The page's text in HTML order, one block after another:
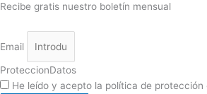
Recibe gratis nuestro boletín mensual
Email
ProteccionDatos
He leído y acepto la política de protección